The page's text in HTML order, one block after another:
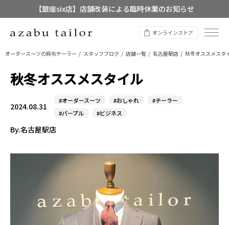
【店舗限定】レディースオーダースーツ
8/12~8/16 夏季休業のお知らせ
オンラインストア
オーダースーツの麻布テーラー スタッフブログ 店舗一覧 名古屋駅店 秋冬オススメスタ
秋冬オススメスタイル
2024.08.31
#オーダースーツ #おしゃれ
#テーラー
#パープル
#ビジネス
By.名古屋駅店